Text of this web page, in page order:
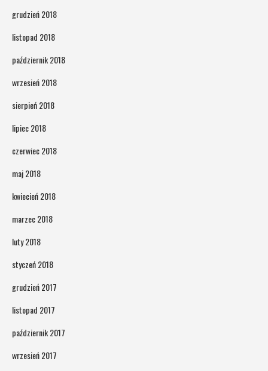
grudzień 2018
listopad 2018
październik 2018
wrzesień 2018
sierpień 2018
lipiec 2018
czerwiec 2018
maj 2018
kwiecień 2018
marzec 2018
luty 2018
styczeń 2018
grudzień 2017
listopad 2017
październik 2017
wrzesień 2017